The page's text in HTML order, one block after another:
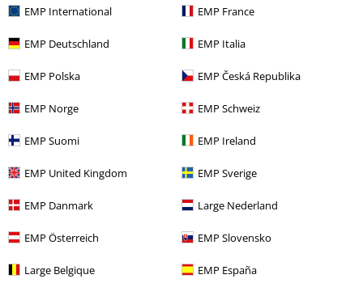
EMP International EMP France
EMP Deutschland EMP Italia
EMP Polska EMP Česká Republika
EMP Norge EMP Schweiz
EMP Suomi EMP Ireland
EMP United Kingdom EMP Sverige
EMP Danmark Large Nederland
EMP Österreich EMP Slovensko
Large Belgique EMP España
Offerte per te
Concorsi
Regala un buono EMP
Sconto EMP per studenti
EMP Backstage Club